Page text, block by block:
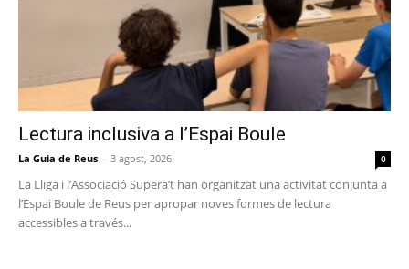
Lectura inclusiva a l’Espai Boule
La Guia de Reus - 3 agost, 2026 0
La Lliga i l’Associació Supera’t han organitzat una activitat conjunta a
l’Espai Boule de Reus per apropar noves formes de lectura
accessibles a través...